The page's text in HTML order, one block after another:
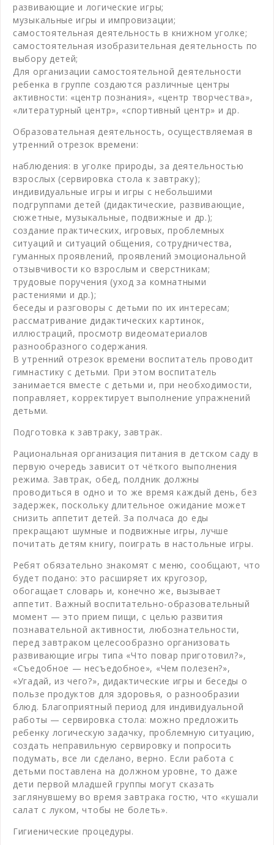
развивающие и логические игры;
музыкальные игры и импровизации;
самостоятельная деятельность в книжном уголке;
самостоятельная изобразительная деятельность по
выбору детей;
Для организации самостоятельной деятельности
ребенка в группе создаются различные центры
активности: «центр познания», «центр творчества»,
«литературный центр», «спортивный центр» и др.
Образовательная деятельность, осуществляемая в
утренний отрезок времени:
наблюдения: в уголке природы, за деятельностью
взрослых (сервировка стола к завтраку);
индивидуальные игры и игры с небольшими
подгруппами детей (дидактические, развивающие,
сюжетные, музыкальные, подвижные и др.);
создание практических, игровых, проблемных
ситуаций и ситуаций общения, сотрудничества,
гуманных проявлений, проявлений эмоциональной
отзывчивости ко взрослым и сверстникам;
трудовые поручения (уход за комнатными
растениями и др.);
беседы и разговоры с детьми по их интересам;
рассматривание дидактических картинок,
иллюстраций, просмотр видеоматериалов
разнообразного содержания.
В утренний отрезок времени воспитатель проводит
гимнастику с детьми. При этом воспитатель
занимается вместе с детьми и, при необходимости,
поправляет, корректирует выполнение упражнений
детьми.
Подготовка к завтраку, завтрак.
Рациональная организация питания в детском саду в
первую очередь зависит от чёткого выполнения
режима. Завтрак, обед, полдник должны
проводиться в одно и то же время каждый день, без
задержек, поскольку длительное ожидание может
снизить аппетит детей. За полчаса до еды
прекращают шумные и подвижные игры, лучше
почитать детям книгу, поиграть в настольные игры.
Ребят обязательно знакомят с меню, сообщают, что
будет подано: это расширяет их кругозор,
обогащает словарь и, конечно же, вызывает
аппетит. Важный воспитательно-образовательный
момент — это прием пищи, с целью развития
познавательной активности, любознательности,
перед завтраком целесообразно организовать
развивающие игры типа «Что повар приготовил?»,
«Съедобное — несъедобное», «Чем полезен?»,
«Угадай, из чего?», дидактические игры и беседы о
пользе продуктов для здоровья, о разнообразии
блюд. Благоприятный период для индивидуальной
работы — сервировка стола: можно предложить
ребенку логическую задачку, проблемную ситуацию,
создать неправильную сервировку и попросить
подумать, все ли сделано, верно. Если работа с
детьми поставлена на должном уровне, то даже
дети первой младшей группы могут сказать
заглянувшему во время завтрака гостю, что «кушали
салат с луком, чтобы не болеть».
Гигиенические процедуры.